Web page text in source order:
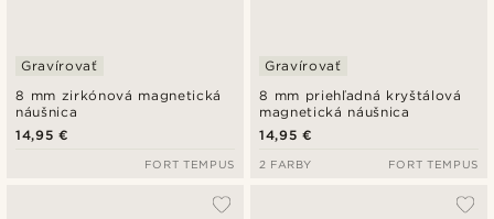
8 mm zirkónová magnetická
náušnica
Gravírovať
14,95 €
FORT TEMPUS
8 mm priehľadná kryštálová
magnetická náušnica
Gravírovať
14,95 €
2 FARBY FORT TEMPUS